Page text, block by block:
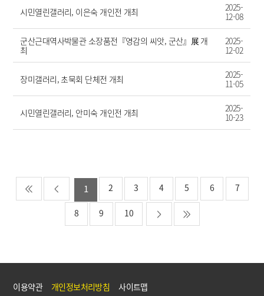
시민열린갤러리, 이은숙 개인전 개최
2025-
12-08
군산근대역사박물관 소장품전『영감의 씨앗, 군산』展 개
최
2025-
12-02
장미갤러리, 초묵회 단체전 개최
2025-
11-05
시민열린갤러리, 안미숙 개인전 개최
2025-
10-23
1 2 3 4 5 6 7
8 9 10
이용약관 개인정보처리방침 사이트맵